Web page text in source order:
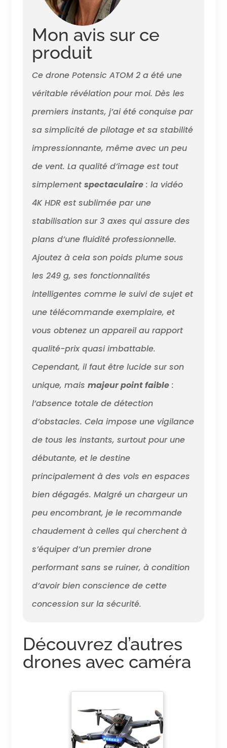
Mon avis sur ce
produit
Ce drone Potensic ATOM 2 a été une
véritable révélation pour moi. Dès les
premiers instants, j’ai été conquise par
sa simplicité de pilotage et sa stabilité
impressionnante, même avec un peu
de vent. La qualité d’image est tout
simplement spectaculaire: la vidéo
4K HDR est sublimée par une
stabilisation sur 3 axes qui assure des
plans d’une fluidité professionnelle.
Ajoutez à cela son poids plume sous
les 249 g, ses fonctionnalités
intelligentes comme le suivi de sujet et
une télécommande exemplaire, et
vous obtenez un appareil au rapport
qualité-prix quasi imbattable.
Cependant, il faut être lucide sur son
unique, mais majeur point faible:
l’absence totale de détection
d’obstacles. Cela impose une vigilance
de tous les instants, surtout pour une
débutante, et le destine
principalement à des vols en espaces
bien dégagés. Malgré un chargeur un
peu encombrant, je le recommande
chaudement à celles qui cherchent à
s’équiper d’un premier drone
performant sans se ruiner, à condition
d’avoir bien conscience de cette
concession sur la sécurité.
Découvrez d’autres
drones avec caméra